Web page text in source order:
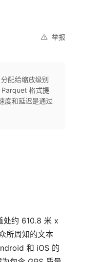
举报
配给缩放级别
格式提
度和延迟是通过
处约 610.8 米 x
所周知的文本
和 iOS 的